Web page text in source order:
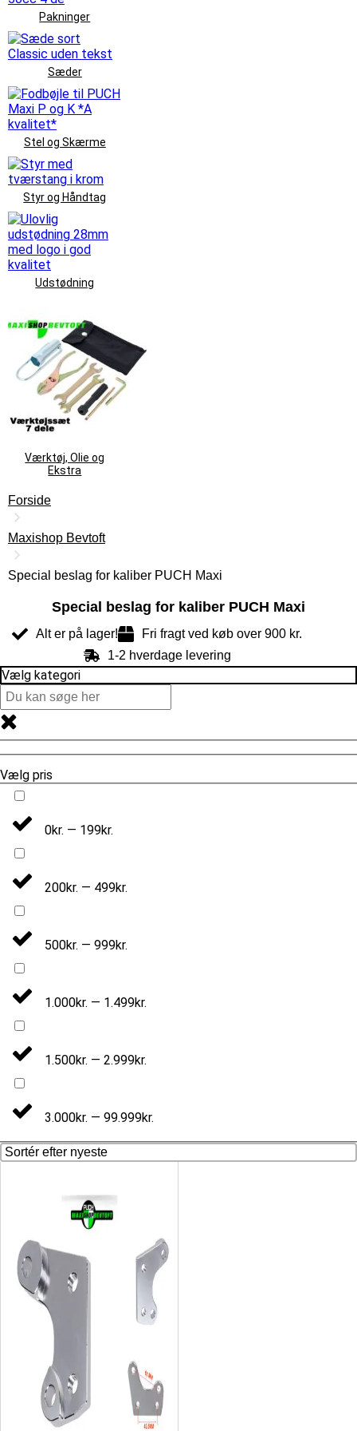
Pakninger
Sæder
Stel og Skærme
Styr og Håndtag
Udstødning
Værktøj, Olie og
Ekstra
Forside
Maxishop Bevtoft
Special beslag for kaliber PUCH Maxi
Special beslag for kaliber PUCH Maxi
Alt er på lager!
Fri fragt ved køb over 900 kr.
1-2 hverdage levering
Vælg kategori
Vælg pris
0kr. — 199kr.
200kr. — 499kr.
500kr. — 999kr.
1.000kr. — 1.499kr.
1.500kr. — 2.999kr.
3.000kr. — 99.999kr.